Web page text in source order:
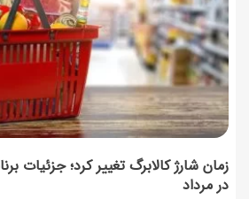
زمان شارژ کالابرگ تغییر کرد؛ جزئیات
در مرداد